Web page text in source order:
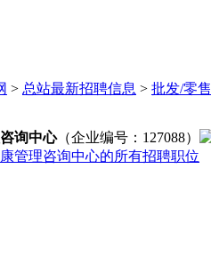
> 总站最新招聘信息 > 批发/零售
询中心（企业编号：127088）